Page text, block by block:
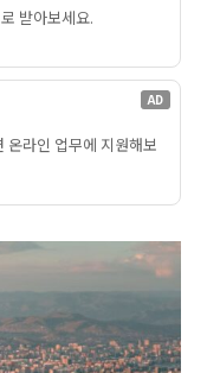
받아보세요.
AD
온라인 업무에 지원해보